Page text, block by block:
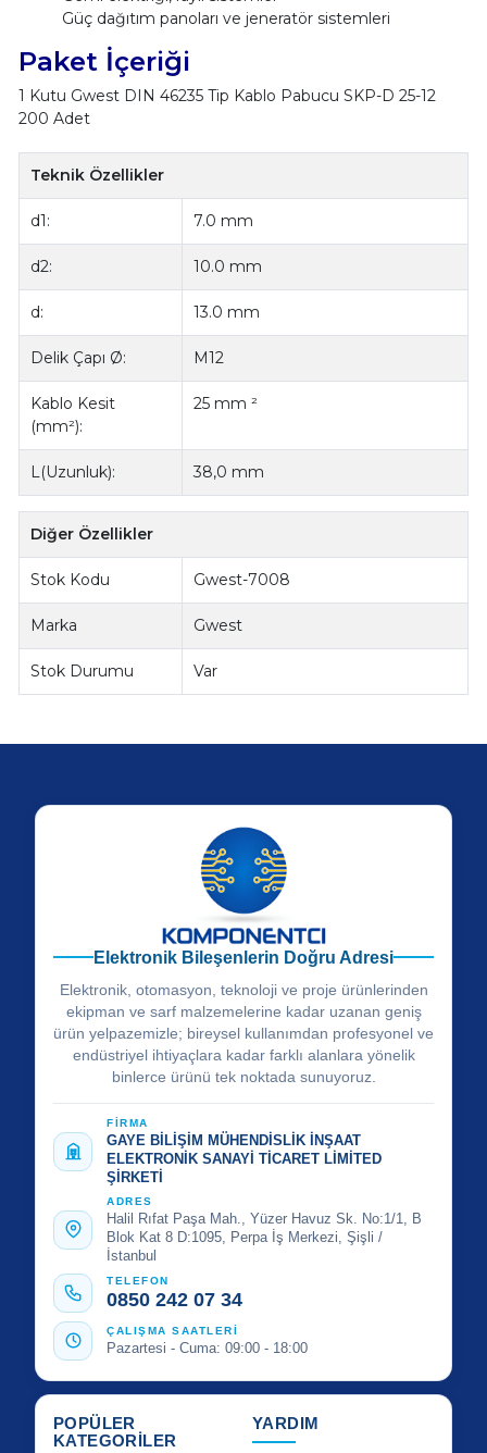
Güç dağıtım panoları ve jeneratör sistemleri
Paket İçeriği
1 Kutu Gwest DIN 46235 Tip Kablo Pabucu SKP-D 25-12
200 Adet
Teknik Özellikler
d1: 7.0 mm
d2: 10.0 mm
d: 13.0 mm
Delik Çapı Ø: M12
Kablo Kesit
(mm²):
25 mm ²
L(Uzunluk): 38,0 mm
Diğer Özellikler
Stok Kodu Gwest-7008
Marka Gwest
Stok Durumu Var
Elektronik Bileşenlerin Doğru Adresi
Elektronik, otomasyon, teknoloji ve proje ürünlerinden
ekipman ve sarf malzemelerine kadar uzanan geniş
ürün yelpazemizle; bireysel kullanımdan profesyonel ve
endüstriyel ihtiyaçlara kadar farklı alanlara yönelik
binlerce ürünü tek noktada sunuyoruz.
FİRMA
GAYE BİLİŞİM MÜHENDİSLİK İNŞAAT
ELEKTRONİK SANAYİ TİCARET LİMİTED
ŞİRKETİ
ADRES
Halil Rıfat Paşa Mah., Yüzer Havuz Sk. No:1/1, B
Blok Kat 8 D:1095, Perpa İş Merkezi, Şişli /
İstanbul
TELEFON
0850 242 07 34
ÇALIŞMA SAATLERİ
Pazartesi - Cuma: 09:00 - 18:00
POPÜLER
KATEGORİLER
YARDIM